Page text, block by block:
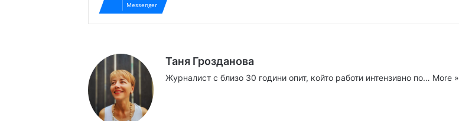
Messenger
Таня Грозданова
Журналист с близо 30 години опит, който работи интензивно по… More »